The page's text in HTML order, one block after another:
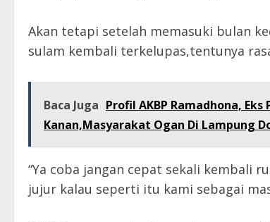
Akan tetapi setelah memasuki bulan
sulam kembali terkelupas,tentunya
Baca Juga Profil AKBP Ramadhona,
Kanan,Masyarakat Ogan Di Lampung
“Ya coba jangan cepat sekali kembali
jujur kalau seperti itu kami sebagai